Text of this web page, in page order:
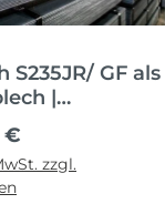
S235JR/ GF als
|
€
zzgl.